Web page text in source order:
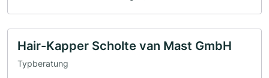
Hair-Kapper Scholte van Mast GmbH
Typberatung